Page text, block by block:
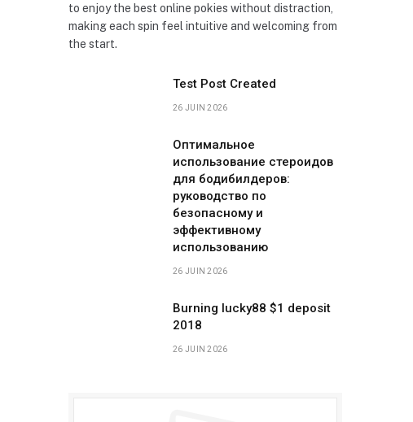
to enjoy the best online pokies without distraction,
making each spin feel intuitive and welcoming from
the start.
Test Post Created
26 JUIN 2026
Оптимальное
использование стероидов
для бодибилдеров:
руководство по
безопасному и
эффективному
использованию
26 JUIN 2026
Burning lucky88 $1 deposit
2018
26 JUIN 2026